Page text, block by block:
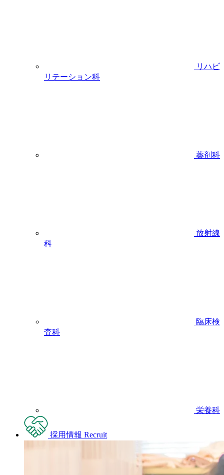
リハビ
リテーション科
薬剤科
放射線
科
臨床検
査科
栄養科
採用情報 Recruit